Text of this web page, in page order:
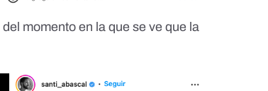
del momento en la que se ve que la